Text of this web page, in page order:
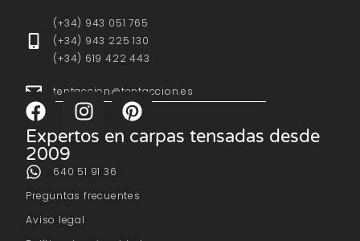
(+34) 943 051 765
(+34) 943 225 130
(+34) 619 422 443
tentaccion@tentaccion.es
Expertos en carpas tensadas desde
2009
640 51 91 36
Preguntas frecuentes
Aviso legal